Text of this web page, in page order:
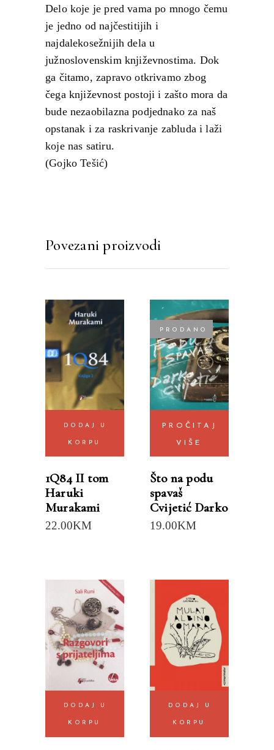
Delo koje je pred vama po mnogo čemu
je jedno od najčestitijih i
najdalekosežnijih dela u
južnoslovenskim književnostima. Dok
ga čitamo, zapravo otkrivamo zbog
čega književnost postoji i zašto mora da
bude nezaobilazna podjednako za naš
opstanak i za raskrivanje zabluda i laži
koje nas satiru.
(Gojko Tešić)
Povezani proizvodi
DODAJ U
KORPU
1Q84 II tom
Haruki
Murakami
22.00KM
PRODANO
PROČITAJ
VIŠE
Što na podu
spavaš
Cvijetić Darko
19.00KM
DODAJ U
KORPU
DODAJ U
KORPU